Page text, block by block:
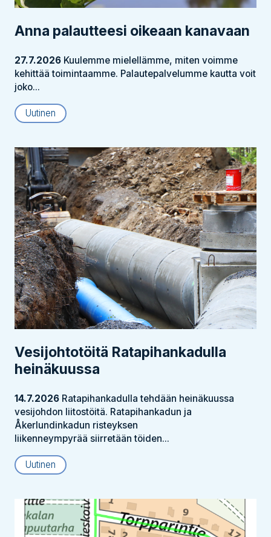
Anna palautteesi oikeaan kanavaan
27.7.2026 Kuulemme mielellämme, miten voimme
kehittää toimintaamme. Palautepalvelumme kautta voit
joko...
Uutinen
Vesijohtotöitä Ratapihankadulla
heinäkuussa
14.7.2026 Ratapihankadulla tehdään heinäkuussa
vesijohdon liitostöitä. Ratapihankadun ja
Åkerlundinkadun risteyksen
liikenneympyrää siirretään töiden...
Uutinen